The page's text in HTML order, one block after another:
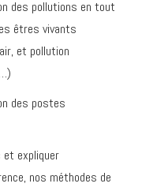
des pollutions en tout
êtres vivants
et pollution
des postes
et expliquer
nos méthodes de